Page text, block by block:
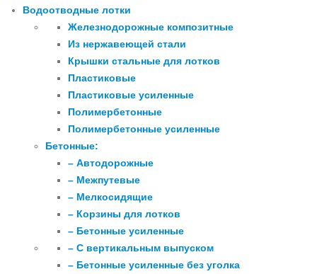
Водоотводные лотки
Железнодорожные композитные
Из нержавеющей стали
Крышки стальные для лотков
Пластиковые
Пластиковые усиленные
Полимербетонные
Полимербетонные усиленные
Бетонные:
– Автодорожные
– Межпутевые
– Мелкосидящие
– Корзины для лотков
– Бетонные усиленные
– С вертикальным выпуском
– Бетонные усиленные без уголка